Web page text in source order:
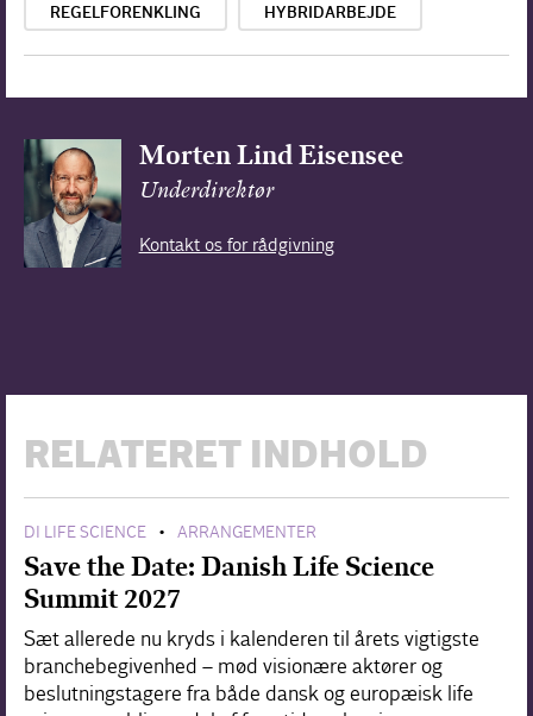
REGELFORENKLING HYBRIDARBEJDE
Morten Lind Eisensee
Underdirektør
Kontakt os for rådgivning
RELATERET INDHOLD
DI LIFE SCIENCE • ARRANGEMENTER
Save the Date: Danish Life Science
Summit 2027
Sæt allerede nu kryds i kalenderen til årets vigtigste
branchebegivenhed – mød visionære aktører og
beslutningstagere fra både dansk og europæisk life